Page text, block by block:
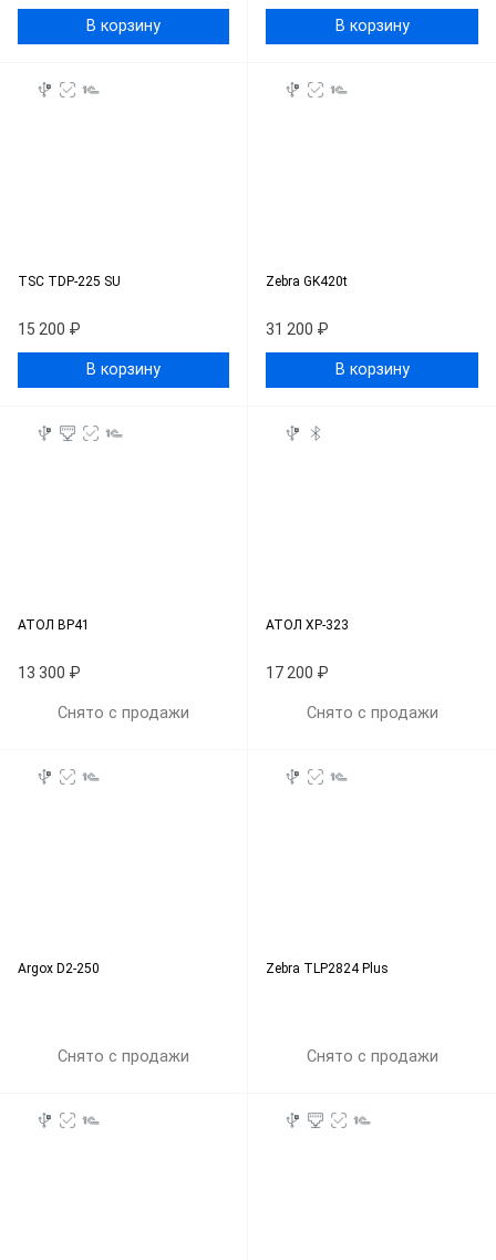
В корзину В корзину
TSC TDP-225 SU
15 200 ₽
В корзину
Zebra GK420t
31 200 ₽
В корзину
АТОЛ BP41
13 300 ₽
Снято с продажи
АТОЛ XP-323
17 200 ₽
Снято с продажи
Argox D2-250
Снято с продажи
Zebra TLP2824 Plus
Снято с продажи